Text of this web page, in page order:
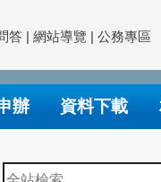
答 | 網站導覽 | 公務專區
辦 資料下載
全